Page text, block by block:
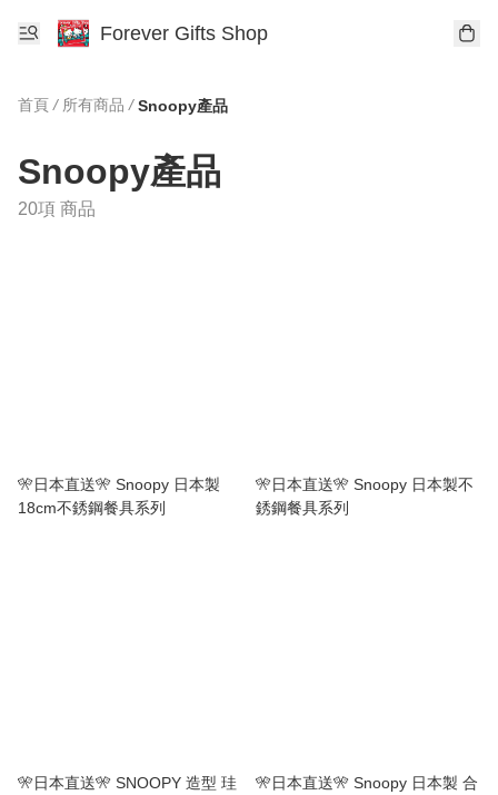
Forever Gifts Shop
首頁 / 所有商品 / Snoopy產品
Snoopy產品
20項 商品
🎌日本直送🎌 Snoopy 日本製
18cm不銹鋼餐具系列
🎌日本直送🎌 Snoopy 日本製不
銹鋼餐具系列
🎌日本直送🎌 SNOOPY 造型 珪
🎌日本直送🎌 Snoopy 日本製 合